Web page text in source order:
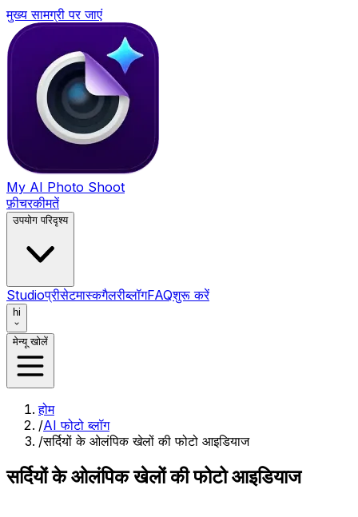
मुख्य सामग्री पर जाएं
My AI Photo Shoot
फ़ीचरकीमतें
उपयोग परिदृश्य
Studioप्रीसेटमास्कगैलरीब्लॉगFAQशुरू करें
hi
मेन्यू खोलें
होम
/AI फोटो ब्लॉग
/सर्दियों के ओलंपिक खेलों की फोटो आइडियाज
सर्दियों के ओलंपिक खेलों की फोटो आइडियाज